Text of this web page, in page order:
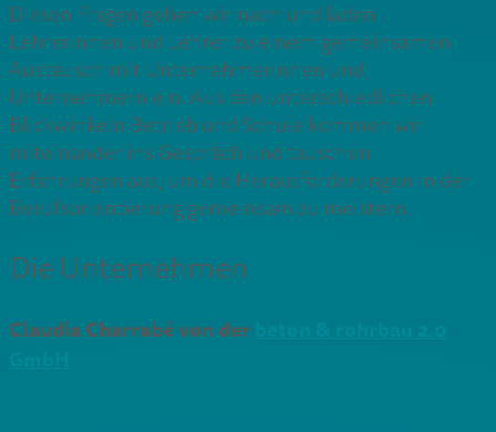
Diesen Fragen gehen wir nach und laden
Lehrerinnen und Lehrer zu einem gemeinsamen
Austausch mit Unternehmerinnen und
Unternehmern ein. Aus den unterschiedlichen
Blickwinkeln Betrieb und Schule kommen wir
miteinander ins Gespräch und tauschen
Erfahrungen aus, um die Herausforderungen in der
Berufsorientierung gemeinsam zu meistern.
Die Unternehmen
Claudia Charrabé von der